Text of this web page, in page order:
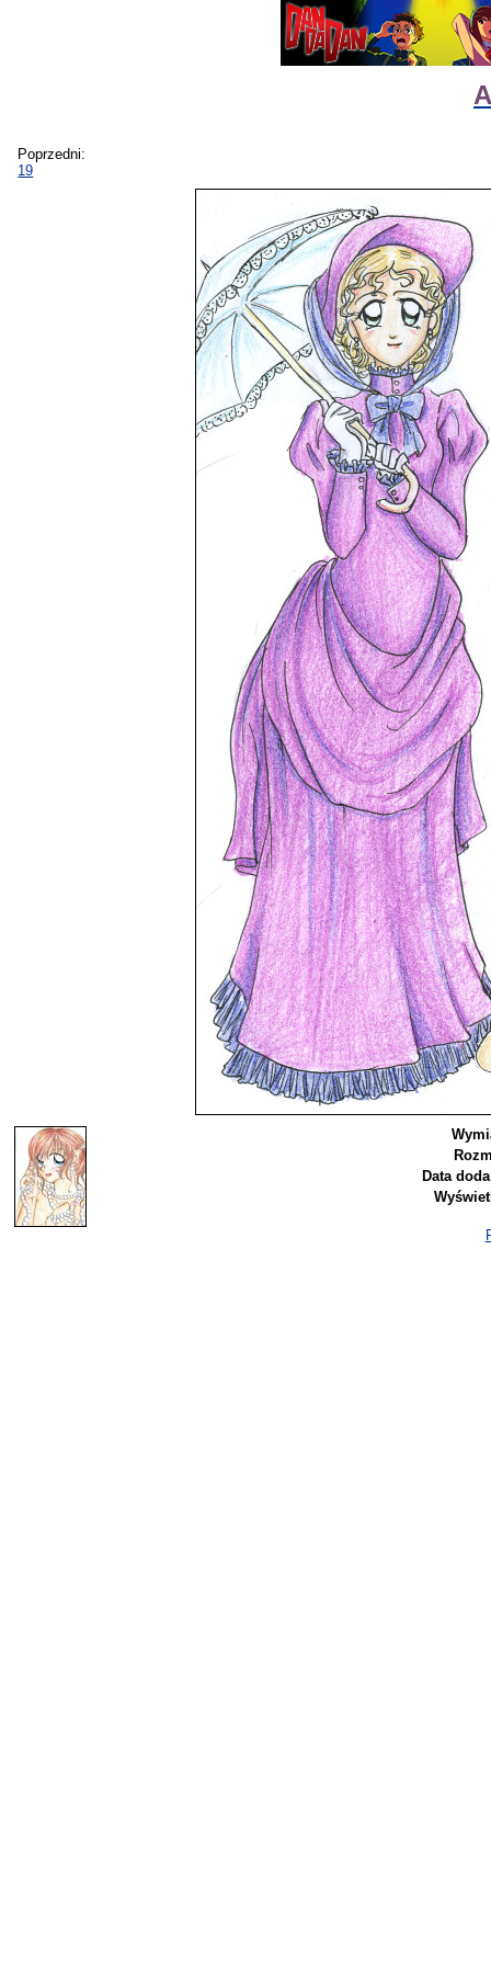
Poprzedni:
19
Data